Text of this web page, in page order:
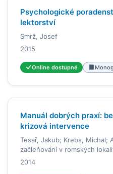
Psychologické
lektorství
Smrž, Josef
2015
Online dostupné
Manuál dobrých praxí:
krizová intervence
Tesař, Jakub; Krebs, Michal;
začleňování v romských
2014